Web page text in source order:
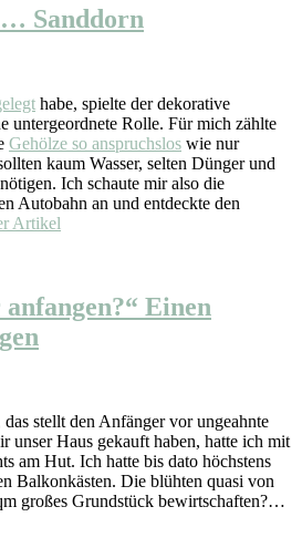
Sanddorn
habe, spielte der dekorative
untergeordnete Rolle. Für mich zählte
Gehölze so anspruchslos wie nur
kaum Wasser, selten Dünger und
Ich schaute mir also die
Autobahn an und entdeckte den
Artikel
Einen
stellt den Anfänger vor ungeahnte
unser Haus gekauft haben, hatte ich mit
am Hut. Ich hatte bis dato höchstens
Balkonkästen. Die blühten quasi von
großes Grundstück bewirtschaften?…